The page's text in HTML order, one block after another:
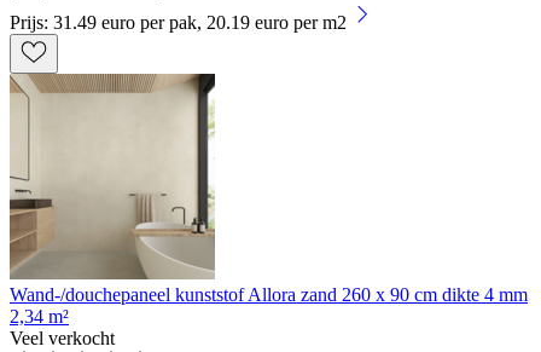
Prijs: 31.49 euro per pak, 20.19 euro per m2
Wand-/douchepaneel kunststof Allora zand 260 x 90 cm dikte 4 mm
2,34 m²
Veel verkocht